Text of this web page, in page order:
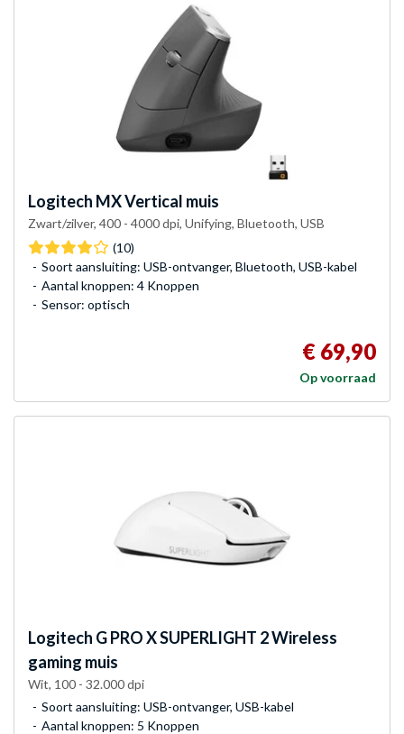
Logitech MX Vertical muis
Zwart/zilver, 400 - 4000 dpi, Unifying, Bluetooth, USB
(10)
Soort aansluiting: USB-ontvanger, Bluetooth, USB-kabel
Aantal knoppen: 4 Knoppen
Sensor: optisch
€ 69,90
Op voorraad
Logitech GPRO X SUPERLIGHT 2 Wireless
gaming muis
Wit, 100 - 32.000 dpi
Soort aansluiting: USB-ontvanger, USB-kabel
Aantal knoppen: 5 Knoppen